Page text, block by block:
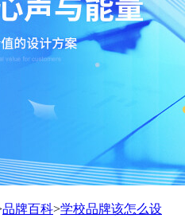
品牌百科>学校品牌该怎么设